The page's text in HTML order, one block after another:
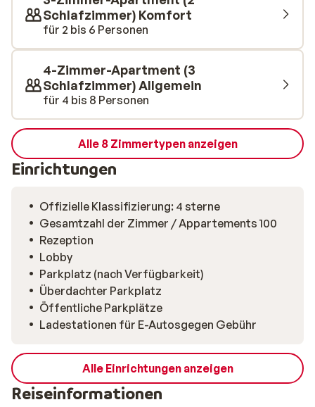
wohlverdienten Wintersporturlaub benötigen. Jedes
Apartment verfügt über ein geräumiges Wohnzimmer,
eine moderne Küche und weiche Betten. Das wird Spaß
Schlafzimmer) Komfort
für 2 bis 6 Personen
4-Zimmer-Apartment (3
Schlafzimmer) Allgemein
für 4 bis 8 Personen
Alle 8 Zimmertypen anzeigen
Einrichtungen
Offizielle Klassifizierung: 4 sterne
Gesamtzahl der Zimmer / Appartements 100
Rezeption
Lobby
Parkplatz (nach Verfügbarkeit)
Überdachter Parkplatz
Öffentliche Parkplätze
Ladestationen für E-Autosgegen Gebühr
Alle Einrichtungen anzeigen
Reiseinformationen